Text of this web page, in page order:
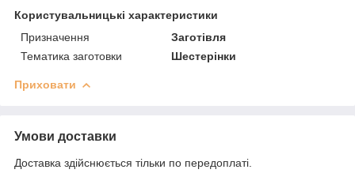
Користувальницькі характеристики
Призначення
Заготівля
Тематика заготовки
Шестерінки
Приховати
Умови доставки
Доставка здійснюється тільки по передоплаті.